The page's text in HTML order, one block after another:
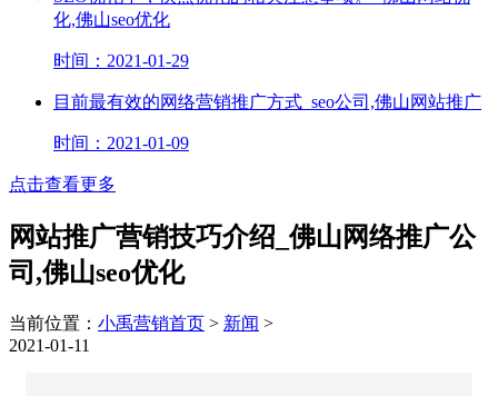
化,佛山seo优化
时间：2021-01-29
目前最有效的网络营销推广方式_seo公司,佛山网站推广
时间：2021-01-09
点击查看更多
网站推广营销技巧介绍_佛山网络推广公
司,佛山seo优化
当前位置： 小禹营销首页 > 新闻 >
2021-01-11